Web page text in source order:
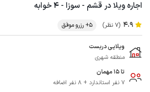
اجاره ویلا در قشم - سوزا - ۴ خوابه
4.9 (7 نظر) 5+ رزرو موفق
ویلایی دربست
منطقه شهری
تا 15 مهمان
7 نفر استاندارد + 8 نفر اضافه